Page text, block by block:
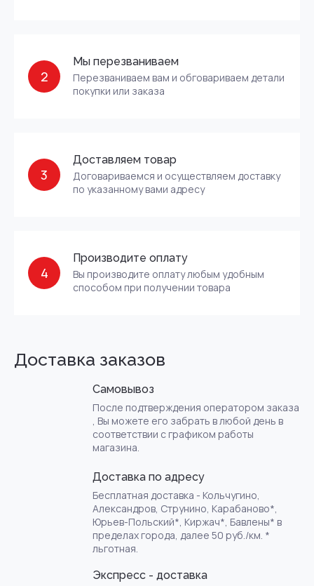
2
Мы перезваниваем
Перезваниваем вам и обговариваем детали
покупки или заказа
3
Доставляем товар
Договариваемся и осуществляем доставку
по указанному вами адресу
4
Производите оплату
Вы производите оплату любым удобным
способом при получении товара
Доставка заказов
Самовывоз
После подтверждения оператором заказа
, Вы можете его забрать в любой день в
соответствии с графиком работы
магазина.
Доставка по адресу
Бесплатная доставка - Кольчугино,
Александров, Струнино, Карабаново*,
Юрьев-Польский*, Киржач*, Бавлены* в
пределах города, далее 50 руб./км. *
льготная.
Экспресс - доставка